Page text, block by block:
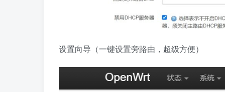
设置向导（一键设置旁路由，超级方便）